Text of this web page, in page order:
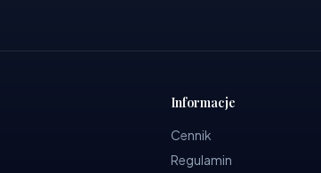
Informacje
Cennik
Regulamin